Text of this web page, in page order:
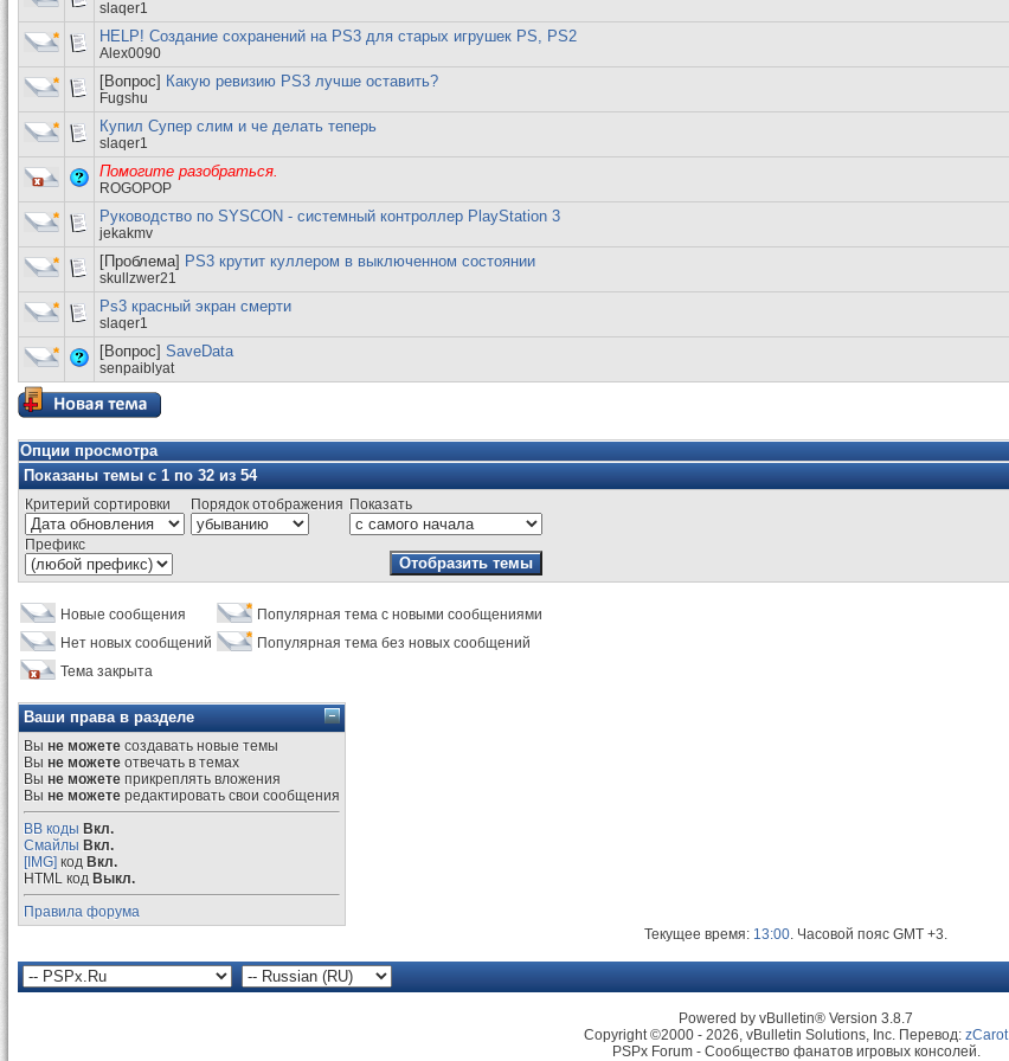
slaqer1
HELP! Создание сохранений на PS3 для старых игрушек PS, PS2
Alex0090
[Вопрос] Какую ревизию PS3 лучше оставить?
Fugshu
Купил Супер слим и че делать теперь
slaqer1
Помогите разобраться.
ROGOPOP
Руководство по SYSCON - системный контроллер PlayStation 3
jekakmv
[Проблема] PS3 крутит куллером в выключенном состоянии
skullzwer21
Ps3 красный экран смерти
slaqer1
[Вопрос] SaveData
senpaiblyat
Опции просмотра
Показаны темы с 1 по 32 из 54
Критерий сортировки Порядок отображения Показать
Префикс
Новые сообщения
Популярная тема с новыми сообщениями
Нет новых сообщений
Популярная тема без новых сообщений
Тема закрыта
Ваши права в разделе
Вы не можете создавать новые темы
Вы не можете отвечать в темах
Вы не можете прикреплять вложения
Вы не можете редактировать свои сообщения
BB коды Вкл.
Смайлы Вкл.
[IMG] код Вкл.
HTML код Выкл.
Правила форума
Текущее время: 13:00. Часовой пояс GMT +3.
Powered by vBulletin® Version 3.8.7
Copyright ©2000 - 2026, vBulletin Solutions, Inc. Перевод: zCarot
PSPx Forum - Сообщество фанатов игровых консолей.